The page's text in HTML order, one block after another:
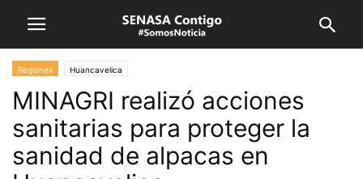
Regiones Huancavelica
MINAGRI realizó acciones
sanitarias para proteger la
sanidad de alpacas en